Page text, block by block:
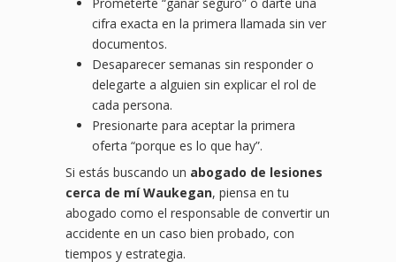
cifra exacta en la primera llamada sin ver
documentos.
Desaparecer semanas sin responder o
delegarte a alguien sin explicar el rol de
cada persona.
Presionarte para aceptar la primera
oferta “porque es lo que hay”.
Si estás buscando un abogado de lesiones
cerca de mí Waukegan, piensa en tu
abogado como el responsable de convertir un
accidente en un caso bien probado, con
tiempos y estrategia.